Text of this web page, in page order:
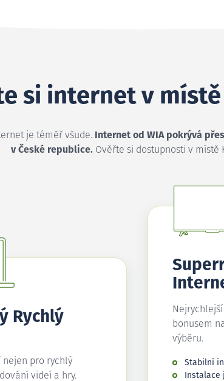
si internet v
je téměř všude.
Internet od WIA pokrývá
v České republice. Ověřte si dostupnosti v místě
Rychlý
pro rychlý
videí a hry.
bonusem
výběru.
Stabilní
Instalace